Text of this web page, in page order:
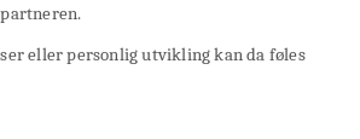
eller personlig utvikling kan da føles